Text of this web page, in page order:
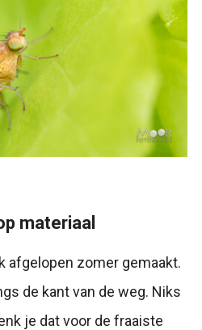
materiaal
afgelopen zomer gemaakt.
de kant van de weg. Niks
je dat voor de fraaiste